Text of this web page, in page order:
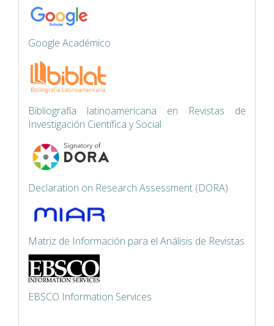
Google Académico
Bibliografía latinoamericana en Revistas de
Investigación Científica y Social
Declaration on Research Assessment (DORA)
Matriz de Información para el Análisis de Revistas
EBSCO Information Services